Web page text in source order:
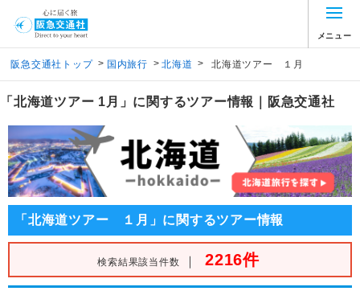
メニュー
阪急交通社トップ > 国内旅行 > 北海道 > 北海道ツアー １月
「北海道ツアー 1月」に関するツアー情報｜阪急交通社
「北海道ツアー １月」に関するツアー情報
検索結果該当件数 ｜ 2216件